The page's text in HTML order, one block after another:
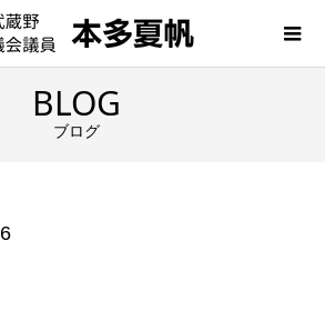
BLOG
ブログ